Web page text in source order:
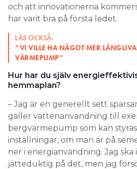
och att innovationerna
har varit bra på första ledet.
LÄS OCKSÅ:
”VI VILLE HA NÅGOT MER
VÄRMEPUMP”
Hur har du själv
hemmaplan?
– Jag är en generellt sett
gäller vattenanvändning till
bergvärmepump som kan
inställningar, om man är på
ner i energianvändning. Jag ska
jätteduktig på det, men jag